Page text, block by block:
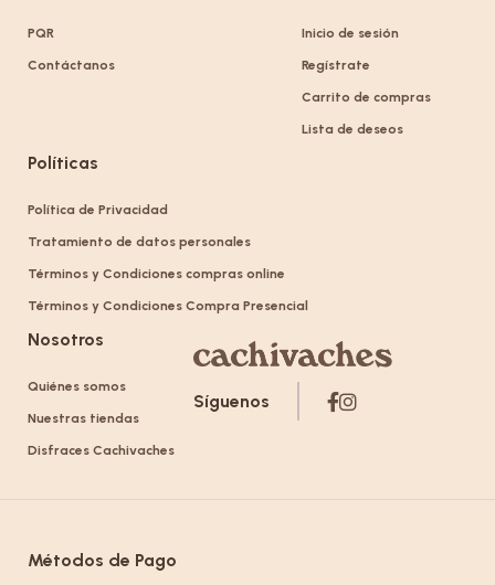
PQR
Contáctanos
Inicio de sesión
Regístrate
Carrito de compras
Lista de deseos
Políticas
Política de Privacidad
Tratamiento de datos personales
Términos y Condiciones compras online
Términos y Condiciones Compra Presencial
Nosotros
Quiénes somos
Nuestras tiendas
Disfraces Cachivaches
Síguenos
Métodos de Pago